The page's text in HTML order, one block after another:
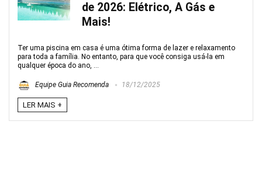
de 2026: Elétrico, A Gás e
Mais!
Ter uma piscina em casa é uma ótima forma de lazer e relaxamento
para toda a família. No entanto, para que você consiga usá-la em
qualquer época do ano, ...
Equipe Guia Recomenda 18/12/2025
LER MAIS +